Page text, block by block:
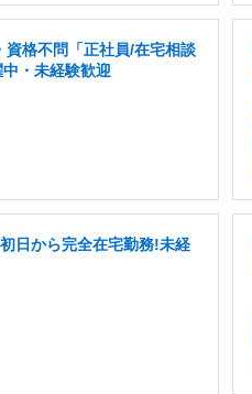
資格不問「正社員/在宅相談
・未経験歓迎
日から完全在宅勤務!未経